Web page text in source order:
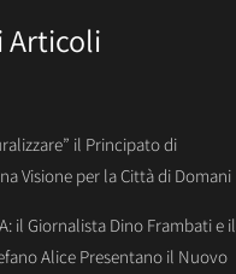
Articoli
il Principato di
Visione per la Città di Domani
il Giornalista Dino Frambati e il
Alice Presentano il Nuovo